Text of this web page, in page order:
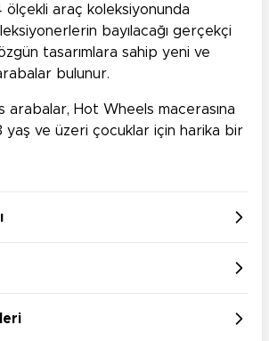
ölçekli araç koleksiyonunda
bayılacağı gerçekçi
tasarımlara sahip yeni ve
bulunur.
arabalar, Hot Wheels macerasına
yaş ve üzeri çocuklar için harika bir